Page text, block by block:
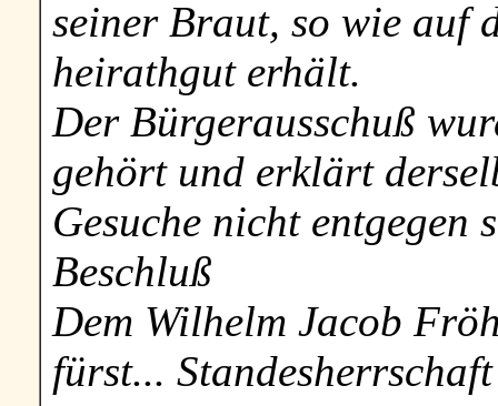
seiner Braut, so wie auf
heirathgut erhält.
Der Bürgerausschuß
gehört und erklärt
Gesuche nicht entgegen
Beschluß
Dem Wilhelm Jacob
fürst...